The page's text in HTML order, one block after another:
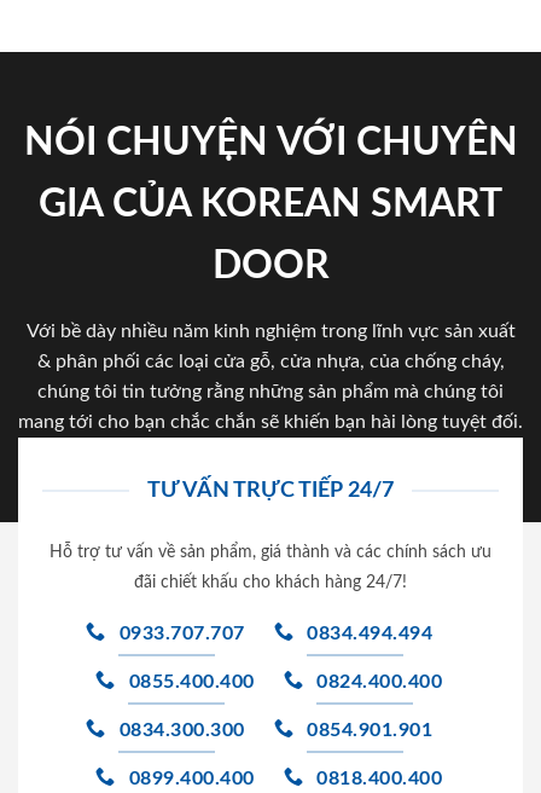
NÓI CHUYỆN VỚI CHUYÊN
GIA CỦA KOREAN SMART
DOOR
Với bề dày nhiều năm kinh nghiệm trong lĩnh vực sản xuất
& phân phối các loại cửa gỗ, cửa nhựa, của chống cháy,
chúng tôi tin tưởng rằng những sản phẩm mà chúng tôi
mang tới cho bạn chắc chắn sẽ khiến bạn hài lòng tuyệt đối.
TƯ VẤN TRỰC TIẾP 24/7
Hỗ trợ tư vấn về sản phẩm, giá thành và các chính sách ưu
đãi chiết khấu cho khách hàng 24/7!
0933.707.707 0834.494.494
0855.400.400 0824.400.400
0834.300.300 0854.901.901
0899.400.400 0818.400.400